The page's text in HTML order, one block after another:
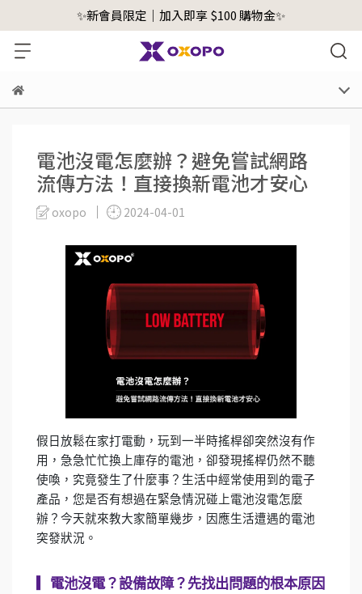
✨新會員限定｜加入即享 $100 購物金✨
電池沒電怎麼辦？避免嘗試網路
流傳方法！直接換新電池才安心
oxopo 2024-04-01
假日放鬆在家打電動，玩到一半時搖桿卻突然沒有作
用，急急忙忙換上庫存的電池，卻發現搖桿仍然不聽
使喚，究竟發生了什麼事？生活中經常使用到的電子
產品，您是否有想過在緊急情況碰上電池沒電怎麼
辦？今天就來教大家簡單幾步，因應生活遭遇的電池
突發狀況。
電池沒電？設備故障？先找出問題的根本原因